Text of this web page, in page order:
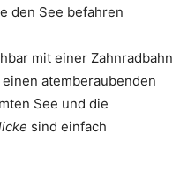
den See befahren
mit einer Zahnradbahn
atemberaubenden
See und die
sind einfach